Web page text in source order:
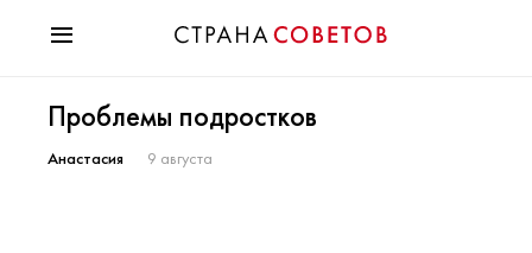
Мода
Звезды
Проблемы подростков
Анастасия 9 августа